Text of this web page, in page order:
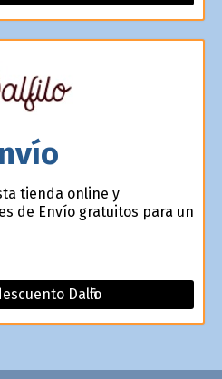
tienda online y
de Envío gratuitos para un
Dalfilo